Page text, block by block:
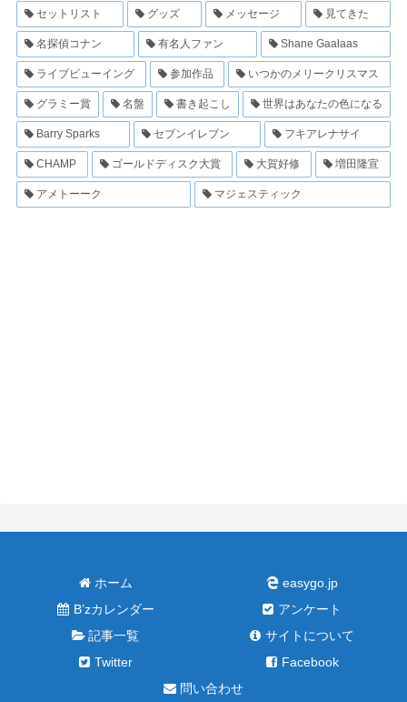
セットリスト グッズ メッセージ 見てきた
名探偵コナン 有名人ファン Shane Gaalaas
ライブビューイング 参加作品 いつかのメリークリスマス
グラミー賞 名盤 書き起こし 世界はあなたの色になる
Barry Sparks セブンイレブン フキアレナサイ
CHAMP ゴールドディスク大賞 大賀好修 増田隆宣
アメトーーク マジェスティック
ホーム
easygo.jp
B’zカレンダー
アンケート
記事一覧
サイトについて
Twitter
Facebook
問い合わせ